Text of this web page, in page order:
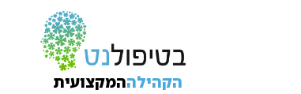
הקהילההמקצועית